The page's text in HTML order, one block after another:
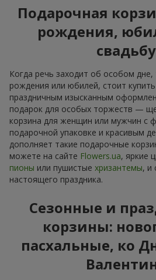
Подарочная
рождения,
свадьбу
Когда речь заходит об особом дне,
рождения или юбилей, стоит
праздничным изысканным
подарок для особых торжеств —
корзина для женщин или мужчин с
подарочной упаковке и красивым
дополняет такие подарочные
можете на сайте Flowers.ua, яркие
пионы или пушистые хризантемы, и
настоящего праздника.
Сезонные и
корзины:
пасхальные, ко